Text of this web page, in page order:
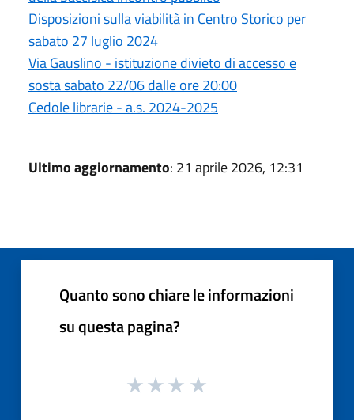
Disposizioni sulla viabilità in Centro Storico per
sabato 27 luglio 2024
Via Gauslino - istituzione divieto di accesso e
sosta sabato 22/06 dalle ore 20:00
Cedole librarie - a.s. 2024-2025
Ultimo aggiornamento: 21 aprile 2026, 12:31
Quanto sono chiare le informazioni
su questa pagina?